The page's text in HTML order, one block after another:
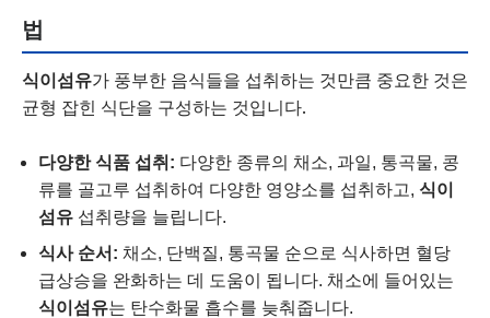
법
식이섬유가 풍부한 음식들을 섭취하는 것만큼 중요한 것은
균형 잡힌 식단을 구성하는 것입니다.
다양한 식품 섭취: 다양한 종류의 채소, 과일, 통곡물, 콩
류를 골고루 섭취하여 다양한 영양소를 섭취하고, 식이
섬유 섭취량을 늘립니다.
식사 순서: 채소, 단백질, 통곡물 순으로 식사하면 혈당
급상승을 완화하는 데 도움이 됩니다. 채소에 들어있는
식이섬유는 탄수화물 흡수를 늦춰줍니다.